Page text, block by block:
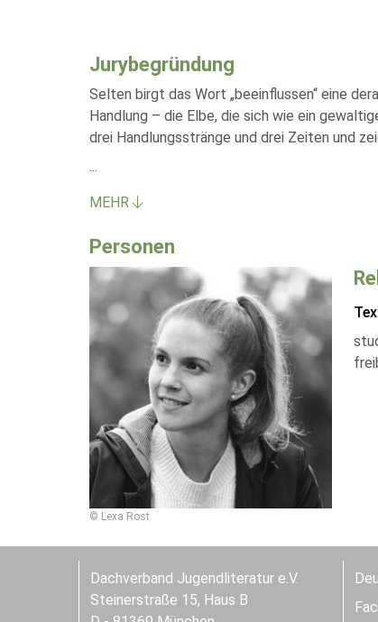
Jurybegründung
Selten birgt das Wort „beeinflussen“ eine
Handlung – die Elbe, die sich wie ein
drei Handlungsstränge und drei Zeiten und
...
MEHR
Personen
© Lexa Rost
Dachverband Jugendliteratur e.V.
Steinerstraße 15, Haus B